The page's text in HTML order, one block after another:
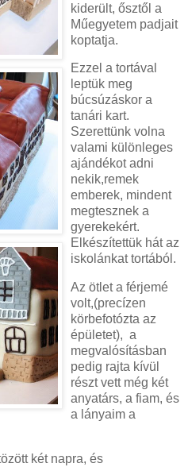
kiderült, ősztől a
Műegyetem padjait
koptatja.
Ezzel a tortával
leptük meg
búcsúzáskor a
tanári kart.
Szerettünk volna
valami különleges
ajándékot adni
nekik,remek
emberek, mindent
megtesznek a
gyerekekért.
Elkészítettük hát az
iskolánkat tortából.
Az ötlet a férjemé
volt,(precízen
körbefotózta az
épületet), a
megvalósításban
pedig rajta kívül
részt vett még két
anyatárs, a fiam, és
a lányaim a
két napra, és